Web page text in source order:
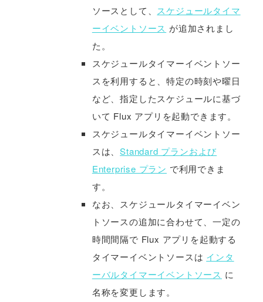
ソースとして、 スケジュールタイマ
ーイベントソース が追加されまし
た。
スケジュールタイマーイベントソー
スを利用すると、特定の時刻や曜日
など、指定したスケジュールに基づ
いて Flux アプリを起動できます。
スケジュールタイマーイベントソー
スは、Standard プランおよび
Enterprise プラン で利用できま
す。
なお、スケジュールタイマーイベン
トソースの追加に合わせて、一定の
時間間隔で Flux アプリを起動する
タイマーイベントソースは インタ
ーバルタイマーイベントソース に
名称を変更します。